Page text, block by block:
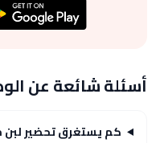
أسئلة شائعة عن
كم يستغرق تحضير